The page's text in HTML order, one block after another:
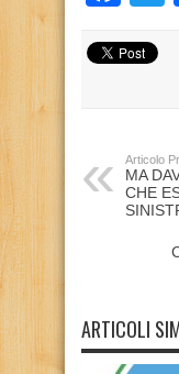
Articolo
MA
CHE
ARTICOLI